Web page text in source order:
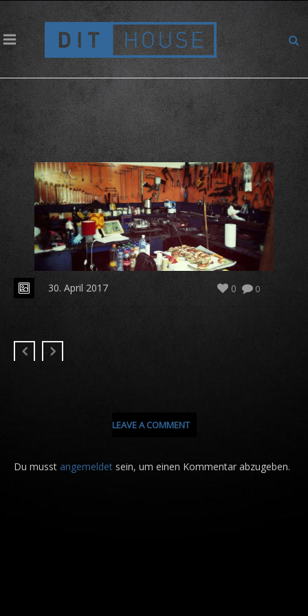
Werkzeug für das Catering haben wir genug
30. April 2017 0
0
LEAVE A COMMENT
Du musst angemeldet sein, um einen Kommentar abzugeben.